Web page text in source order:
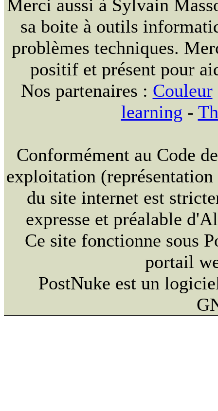
Merci aussi à Sylvain
sa boite à outils
problèmes techniques.
positif et présent pour
Nos partenaires : Couleur
learning -
Conformément au Code
exploitation
du site internet est
expresse et préalable
Ce site fonctionne sous
portail
PostNuke est un